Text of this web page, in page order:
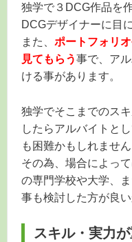
独学で３DCG作品を
DCGデザイナーに目
また、 ポートフォリ
見てもらう事で、ア
ける事があります。
独学でそこまでのス
したらアルバイトと
も困難かもしれません
その為、場合によっ
の専門学校や大学、
事も検討した方が良
スキル・実力